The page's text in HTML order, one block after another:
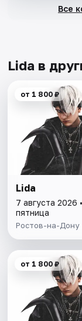
Все
Lida в
от 1 800 ₽
Lida
7 августа 2026 •
пятница
Ростов-на-Дону
от 1 800 ₽